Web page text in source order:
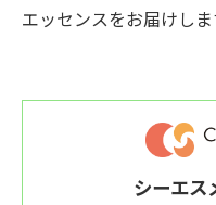
エッセンスをお届けしま
シーエス